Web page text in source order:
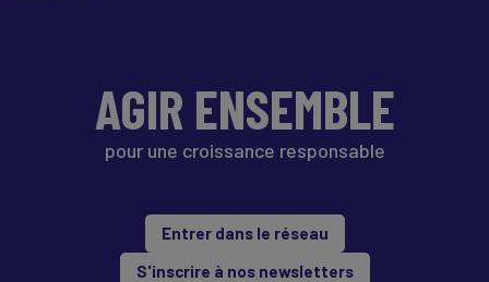
AGIR ENSEMBLE
pour une croissance responsable
Entrer dans le réseau
S'inscrire à nos newsletters